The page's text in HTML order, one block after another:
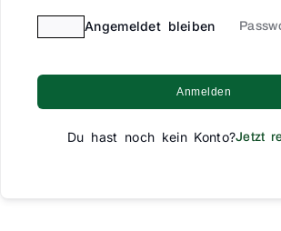
Angemeldet bleiben
Anmelden
Du hast noch kein Konto?Jetzt